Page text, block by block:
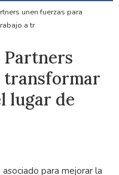
unen fuerzas para
a tr
Partners
transformar
lugar de
para mejorar la